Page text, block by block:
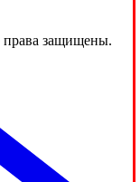
защищены.